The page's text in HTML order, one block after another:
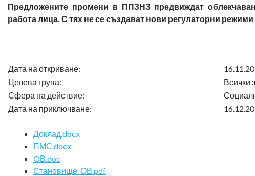
Предложените промени в ППЗНЗ предвиждат
работа лица. С тях не се създават нови регулаторни
Дата на откриване:
Целева група:
Всички
Сфера на действие:
Дата на приключване:
Доклад.docx
ПМС.docx
OВ.doc
Становище_ОВ.pdf